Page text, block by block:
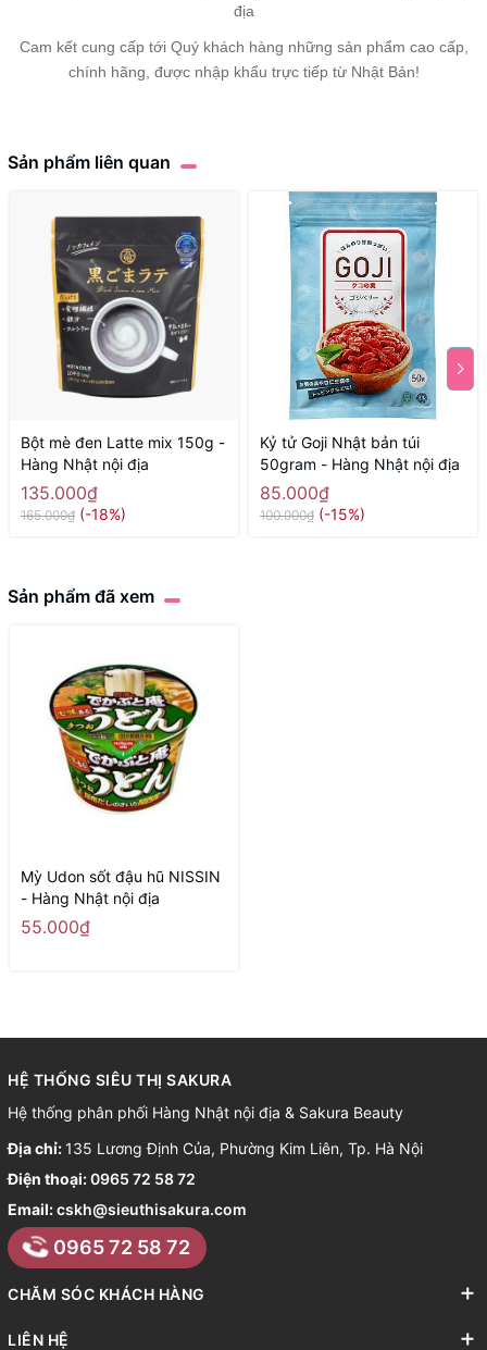
địa
Cam kết cung cấp tới Quý khách hàng những sản phẩm cao cấp,
chính hãng, được nhập khẩu trực tiếp từ Nhật Bản!
Sản phẩm liên quan
Bột mè đen Latte mix 150g -
Hàng Nhật nội địa
135.000₫
165.000₫ (-18%)
Kỷ tử Goji Nhật bản túi
50gram - Hàng Nhật nội địa
85.000₫
100.000₫ (-15%)
Sản phẩm đã xem
Mỳ Udon sốt đậu hũ NISSIN
- Hàng Nhật nội địa
55.000₫
HỆ THỐNG SIÊU THỊ SAKURA
Hệ thống phân phối Hàng Nhật nội địa & Sakura Beauty
Địa chỉ: 135 Lương Định Của, Phường Kim Liên, Tp. Hà Nội
Điện thoại:0965 72 58 72
Email:cskh@sieuthisakura.com
0965 72 58 72
CHĂM SÓC KHÁCH HÀNG
LIÊN HỆ